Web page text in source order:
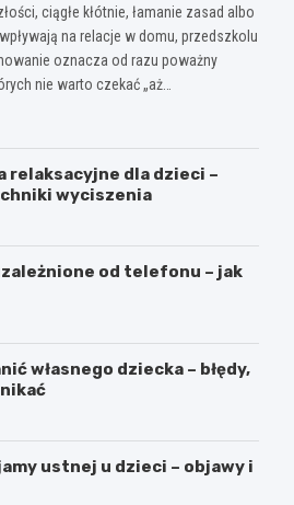
ciągłe kłótnie, łamanie zasad albo
na relacje w domu, przedszkolu
oznacza od razu poważny
nie warto czekać „aż…
relaksacyjne dla dzieci –
wyciszenia
od telefonu – jak
własnego dziecka – błędy,
ustnej u dzieci – objawy i